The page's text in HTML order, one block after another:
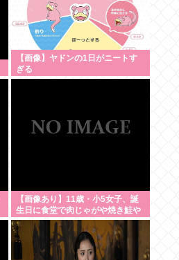
【画像】ヤドンの1日がニートす
ぎる
【画像あり】11歳・小5女子、誕
生日に食堂で肉じゃがや焼き鮭や
玉子焼きなど一品料理をオジサン
みたいに食べる